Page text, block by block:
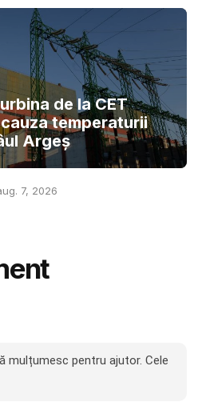
de la CET
temperaturii
Argeș
7, 2026
mulțumesc pentru ajutor. Cele